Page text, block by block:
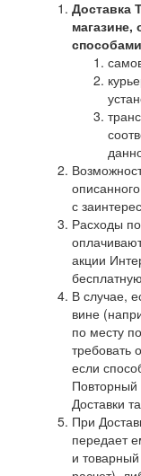
Доставка
магазине,
с
Расходы
акции
В случае,
вине
по месту
требовать
если
Повторный
Доставки
При
передает
и